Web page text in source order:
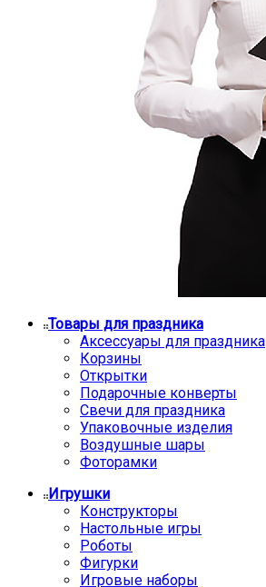
Товары для праздника
Аксессуары для праздника
Корзины
Открытки
Подарочные конверты
Свечи для праздника
Упаковочные изделия
Воздушные шары
Фоторамки
Игрушки
Конструкторы
Настольные игры
Роботы
Фигурки
Игровые наборы